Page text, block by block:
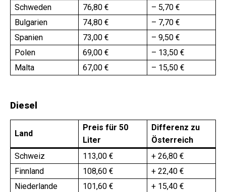
Schweden
76,80 €
– 5,70 €
Bulgarien
74,80 €
– 7,70 €
Spanien
73,00 €
– 9,50 €
Polen
69,00 €
– 13,50 €
Malta
67,00 € – 15,50 €
Diesel
Land
Preis für 50
Liter
Differenz zu
Österreich
Schweiz
113,00 €
+ 26,80 €
Finnland
108,60 €
+ 22,40 €
Niederlande
101,60 €
+ 15,40 €